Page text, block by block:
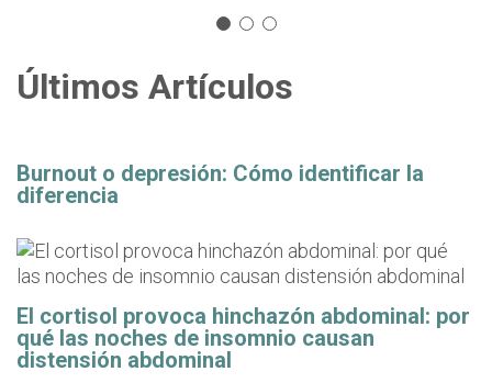
Últimos Artículos
Burnout o depresión: Cómo identificar la
diferencia
El cortisol provoca hinchazón abdominal: por
qué las noches de insomnio causan
distensión abdominal